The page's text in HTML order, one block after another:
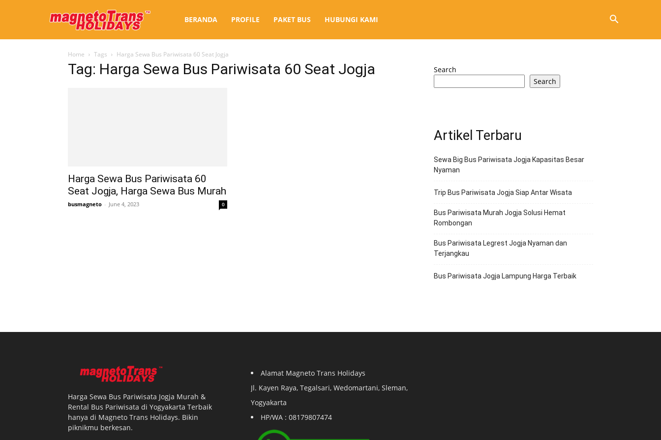
Bus
BERANDA PROFILE PAKET BUS HUBUNGI KAMI
Home Tags Harga Sewa Bus Pariwisata 60 Seat Jogja
Tag: Harga Sewa Bus Pariwisata 60 Seat Jogja
Harga Sewa Bus Pariwisata 60
Seat Jogja, Harga Sewa Bus Murah
busmagneto - June 4, 2023 0
Search
Search
Artikel Terbaru
Sewa Big Bus Pariwisata Jogja Kapasitas Besar
Nyaman
Trip Bus Pariwisata Jogja Siap Antar Wisata
Bus Pariwisata Murah Jogja Solusi Hemat
Rombongan
Bus Pariwisata Legrest Jogja Nyaman dan
Terjangkau
Bus Pariwisata Jogja Lampung Harga Terbaik
Harga Sewa Bus Pariwisata Jogja Murah &
Rental Bus Pariwisata di Yogyakarta Terbaik
hanya di Magneto Trans Holidays. Bikin
piknikmu berkesan.
Alamat Magneto Trans Holidays
Jl. Kayen Raya, Tegalsari, Wedomartani, Sleman,
Yogyakarta
HP/WA : 08179807474